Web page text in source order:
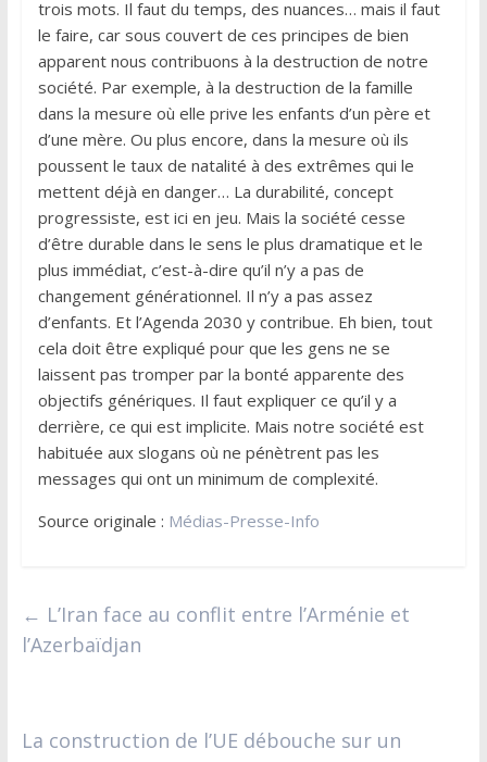
trois mots. Il faut du temps, des nuances… mais il faut
le faire, car sous couvert de ces principes de bien
apparent nous contribuons à la destruction de notre
société. Par exemple, à la destruction de la famille
dans la mesure où elle prive les enfants d’un père et
d’une mère. Ou plus encore, dans la mesure où ils
poussent le taux de natalité à des extrêmes qui le
mettent déjà en danger… La durabilité, concept
progressiste, est ici en jeu. Mais la société cesse
d’être durable dans le sens le plus dramatique et le
plus immédiat, c’est-à-dire qu’il n’y a pas de
changement générationnel. Il n’y a pas assez
d’enfants. Et l’Agenda 2030 y contribue. Eh bien, tout
cela doit être expliqué pour que les gens ne se
laissent pas tromper par la bonté apparente des
objectifs génériques. Il faut expliquer ce qu’il y a
derrière, ce qui est implicite. Mais notre société est
habituée aux slogans où ne pénètrent pas les
messages qui ont un minimum de complexité.
Source originale : Médias-Presse-Info
← L’Iran face au conflit entre l’Arménie et
l’Azerbaïdjan
La construction de l’UE débouche sur un